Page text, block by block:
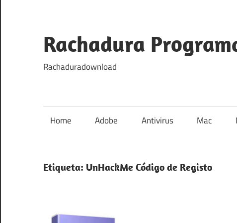
content
Rachadura
Rachaduradownload
Home Adobe Antivirus Mac
Etiqueta: UnHackMe Código de Registo